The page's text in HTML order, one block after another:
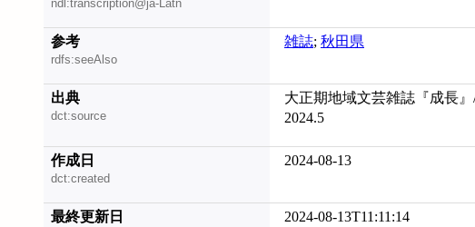
ndl:transcription@ja-Latn
参考
rdfs:seeAlso
雑誌; 秋田県
出典
dct:source
大正期地域文芸雑誌『成長
2024.5
作成日
dct:created
2024-08-13
最終更新日 2024-08-13T11:11:14